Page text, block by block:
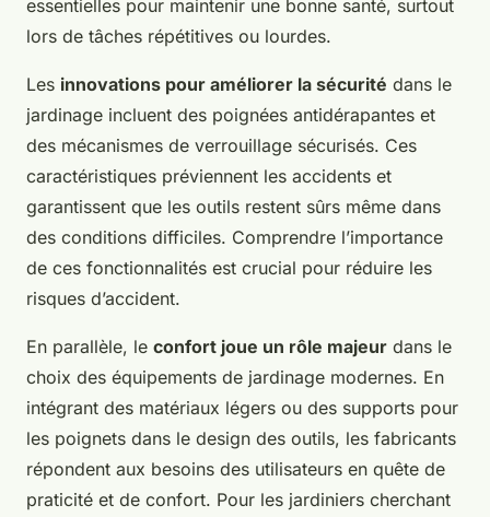
essentielles pour maintenir une bonne santé, surtout
lors de tâches répétitives ou lourdes.
Les innovations pour améliorer la sécurité dans le
jardinage incluent des poignées antidérapantes et
des mécanismes de verrouillage sécurisés. Ces
caractéristiques préviennent les accidents et
garantissent que les outils restent sûrs même dans
des conditions difficiles. Comprendre l’importance
de ces fonctionnalités est crucial pour réduire les
risques d’accident.
En parallèle, le confort joue un rôle majeur dans le
choix des équipements de jardinage modernes. En
intégrant des matériaux légers ou des supports pour
les poignets dans le design des outils, les fabricants
répondent aux besoins des utilisateurs en quête de
praticité et de confort. Pour les jardiniers cherchant